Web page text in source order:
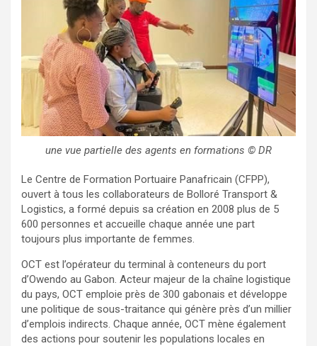
une vue partielle des agents en formations © DR
Le Centre de Formation Portuaire Panafricain (CFPP),
ouvert à tous les collaborateurs de Bolloré Transport &
Logistics, a formé depuis sa création en 2008 plus de 5
600 personnes et accueille chaque année une part
toujours plus importante de femmes.
OCT est l’opérateur du terminal à conteneurs du port
d’Owendo au Gabon. Acteur majeur de la chaîne logistique
du pays, OCT emploie près de 300 gabonais et développe
une politique de sous-traitance qui génère près d’un millier
d’emplois indirects. Chaque année, OCT mène également
des actions pour soutenir les populations locales en